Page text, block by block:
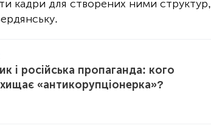
кадри для створених ними структур,
і російська пропаганда: кого
«антикорупціонерка»?